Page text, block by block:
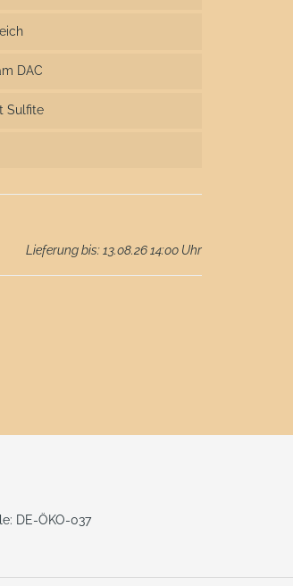
DAC
Sulfite
Lieferung bis: 13.08.26 14:00 Uhr
DE-ÖKO-037